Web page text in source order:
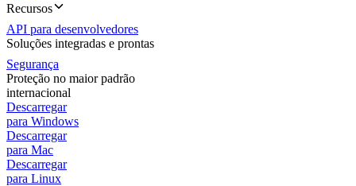
Recursos
API para desenvolvedores
Soluções integradas e prontas
Segurança
Proteção no maior padrão
internacional
Descarregar
para Windows
Descarregar
para Mac
Descarregar
para Linux